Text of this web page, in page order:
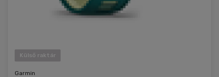
Külső raktár
Garmin